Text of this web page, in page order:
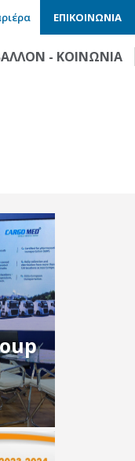
ΕΠΙΚΟΙΝΩΝΙΑ
- ΚΟΙΝΩΝΙΑ